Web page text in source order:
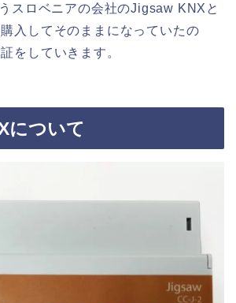
スロベニアの会社のJigsaw KNXと
入してそのままになっていたの
をしていきます。
について